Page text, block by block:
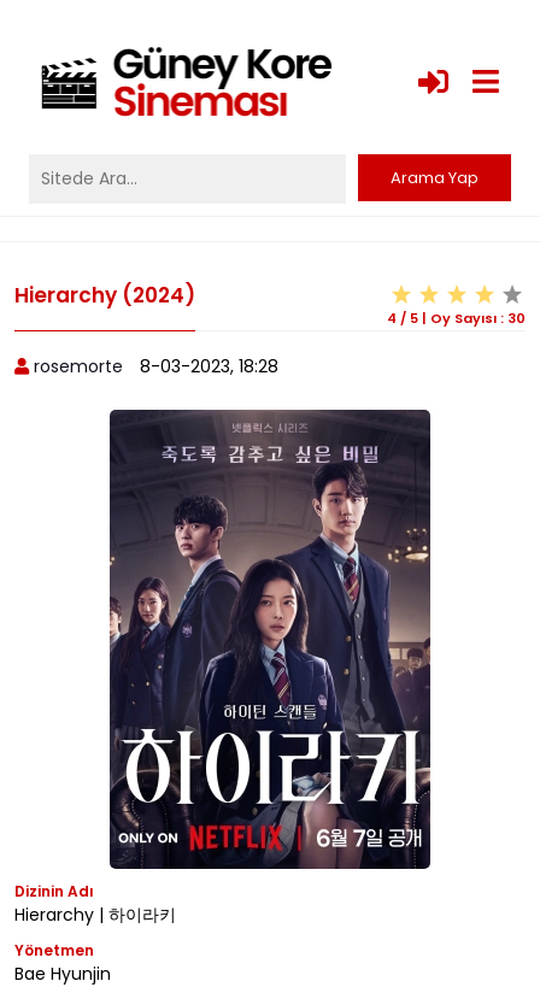
Hierarchy (2024)
4 / 5 | Oy Sayısı : 30
rosemorte 8-03-2023, 18:28
Dizinin Adı
Hierarchy | 하이라키
Yönetmen
Bae Hyunjin